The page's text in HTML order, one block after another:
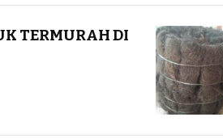
TERMURAH DI